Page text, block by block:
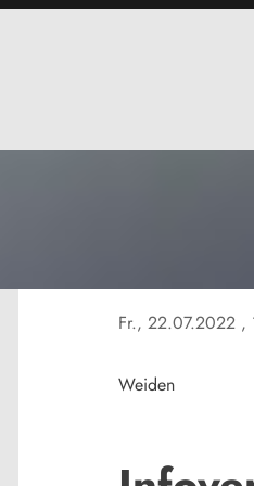
Fr., 22.07.2022 ,
Weiden